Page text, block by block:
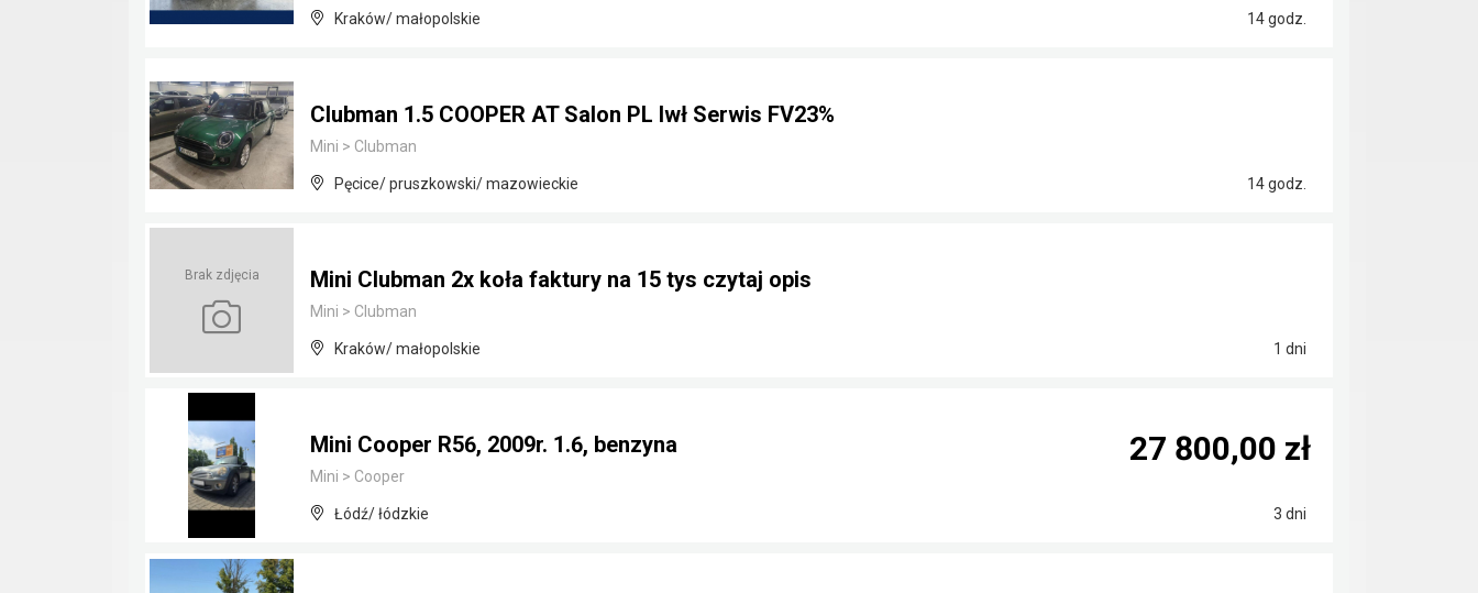
Kraków/ małopolskie 14 godz.
Clubman 1.5 COOPER AT Salon PL Iwł Serwis FV23%
Mini > Clubman
Pęcice/ pruszkowski/ mazowieckie 14 godz.
Brak zdjęcia Mini Clubman 2x koła faktury na 15 tys czytaj opis
Mini > Clubman
Kraków/ małopolskie 1 dni
Mini Cooper R56, 2009r. 1.6, benzyna
Mini > Cooper
Łódź/ łódzkie 3 dni
27 800,00 zł